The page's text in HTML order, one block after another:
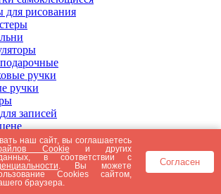
для рисования
ручки
ручки
записей
от 5000 рублей
до 5000 рублей
до 3000 рублей
до 2000 рублей
до 1000 рублей
наш сайт, вы соглашаетесь
Cookie и других
данных, в соответствии с
. Вы можете
Cookies сайтом,
браузера.
Согласен